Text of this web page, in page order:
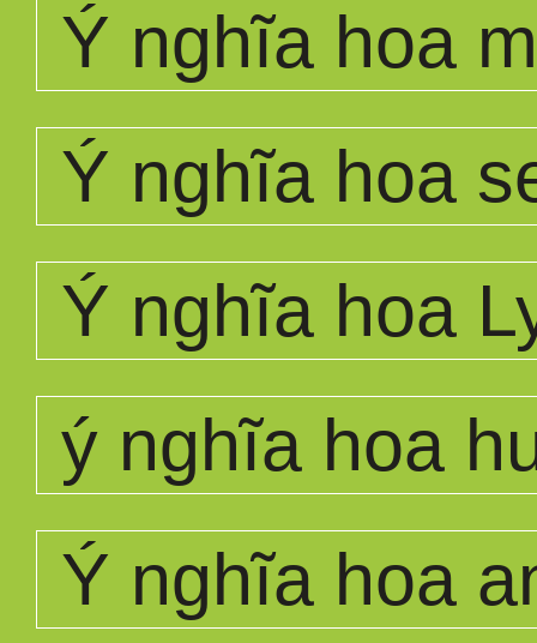
Ý nghĩa hoa
Ý nghĩa hoa
Ý nghĩa hoa
ý nghĩa hoa
Ý nghĩa hoa